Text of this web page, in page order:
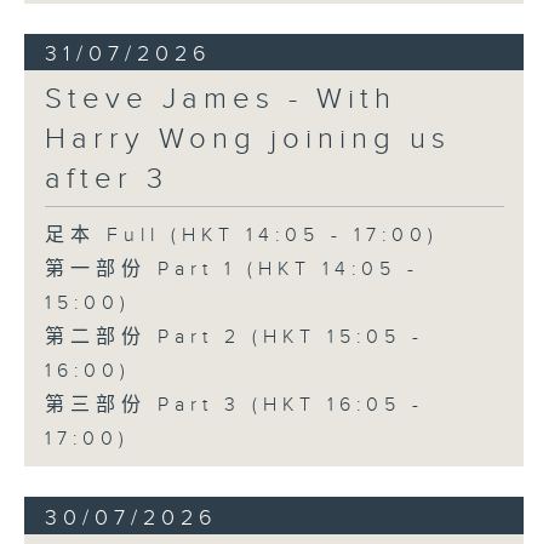
31/07/2026
Steve James - With
Harry Wong joining us
after 3
足本 Full (HKT 14:05 - 17:00)
第一部份 Part 1 (HKT 14:05 -
15:00)
第二部份 Part 2 (HKT 15:05 -
16:00)
第三部份 Part 3 (HKT 16:05 -
17:00)
30/07/2026